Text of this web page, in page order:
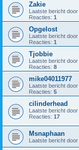
Zakie
Laatste bericht door
Reacties: 1
Opgelost
Laatste bericht door
Reacties: 1
Tjobbie
Laatste bericht door
Reacties: 8
mike04011977
Laatste bericht door
Reacties: 5
cilinderhead
Laatste bericht door
Reacties: 17
Msnaphaan
Laatste bericht door